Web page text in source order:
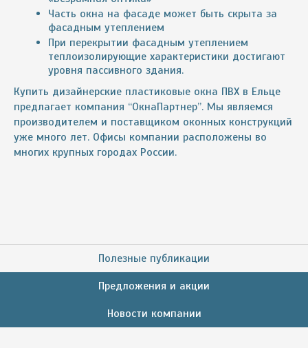
Часть окна на фасаде может быть скрыта за
фасадным утеплением
При перекрытии фасадным утеплением
теплоизолирующие характеристики достигают
уровня пассивного здания.
Купить дизайнерские пластиковые окна ПВХ в Ельце
предлагает компания “ОкнаПартнер”. Мы являемся
производителем и поставщиком оконных конструкций
уже много лет. Офисы компании расположены во
многих крупных городах России.
Полезные публикации
Предложения и акции
Новости компании